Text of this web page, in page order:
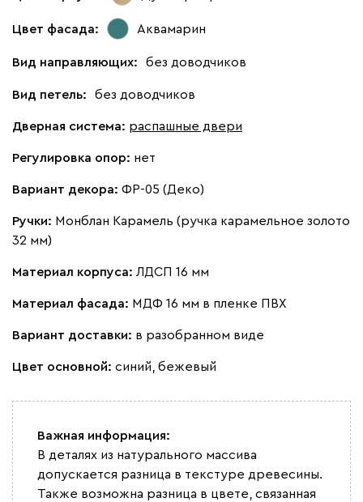
Цвет фасада: Аквамарин
Вид направляющих: без доводчиков
Вид петель: без доводчиков
Дверная система: распашные двери
Регулировка опор: нет
Вариант декора: ФР-05 (Деко)
Ручки: Монблан Карамель (ручка карамельное золото
32 мм)
Материал корпуса: ЛДСП 16 мм
Материал фасада: МДФ 16 мм в пленке ПВХ
Вариант доставки: в разобранном виде
Цвет основной: синий, бежевый
Важная информация:
В деталях из натурального массива
допускается разница в текстуре древесины.
Также возможна разница в цвете, связанная